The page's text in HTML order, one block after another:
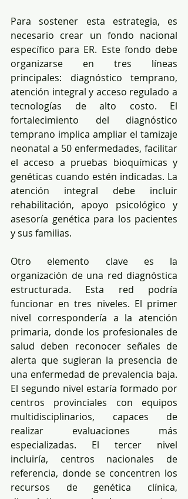
Para sostener esta estrategia, es
necesario crear un fondo nacional
específico para ER. Este fondo debe
organizarse en tres líneas
principales: diagnóstico temprano,
atención integral y acceso regulado a
tecnologías de alto costo. El
fortalecimiento del diagnóstico
temprano implica ampliar el tamizaje
neonatal a 50 enfermedades, facilitar
el acceso a pruebas bioquímicas y
genéticas cuando estén indicadas. La
atención integral debe incluir
rehabilitación, apoyo psicológico y
asesoría genética para los pacientes
y sus familias.
Otro elemento clave es la
organización de una red diagnóstica
estructurada. Esta red podría
funcionar en tres niveles. El primer
nivel correspondería a la atención
primaria, donde los profesionales de
salud deben reconocer señales de
alerta que sugieran la presencia de
una enfermedad de prevalencia baja.
El segundo nivel estaría formado por
centros provinciales con equipos
multidisciplinarios, capaces de
realizar evaluaciones más
especializadas. El tercer nivel
incluiría, centros nacionales de
referencia, donde se concentren los
recursos de genética clínica,